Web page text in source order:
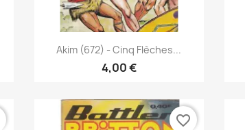
Pikakatselu
Akim (672) - Cinq Flèches...
4,00 €
favorite_border